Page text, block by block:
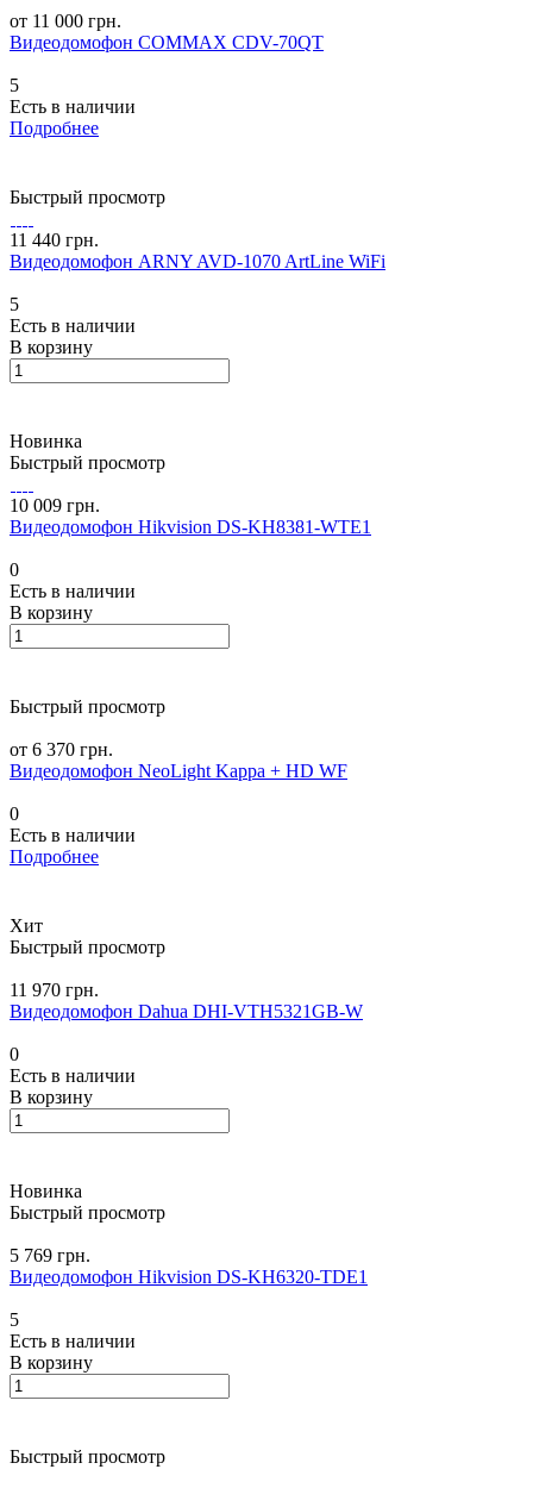
от 11 000 грн.
Видеодомофон COMMAX CDV-70QT
5
Есть в наличии
Подробнее
Быстрый просмотр
11 440 грн.
Видеодомофон ARNY AVD-1070 ArtLine WiFi
5
Есть в наличии
В корзину
Новинка
Быстрый просмотр
10 009 грн.
Видеодомофон Hikvision DS-KH8381-WTE1
0
Есть в наличии
В корзину
Быстрый просмотр
от 6 370 грн.
Видеодомофон NeoLight Kappa + HD WF
0
Есть в наличии
Подробнее
Хит
Быстрый просмотр
11 970 грн.
Видеодомофон Dahua DHI-VTH5321GB-W
0
Есть в наличии
В корзину
Новинка
Быстрый просмотр
5 769 грн.
Видеодомофон Hikvision DS-KH6320-TDE1
5
Есть в наличии
В корзину
Быстрый просмотр